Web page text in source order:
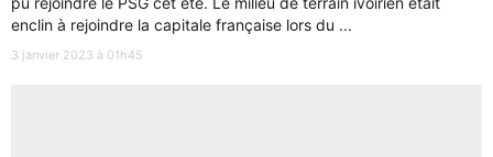
enclin à rejoindre la capitale française lors du ...
3 janvier 2023 à 01h45